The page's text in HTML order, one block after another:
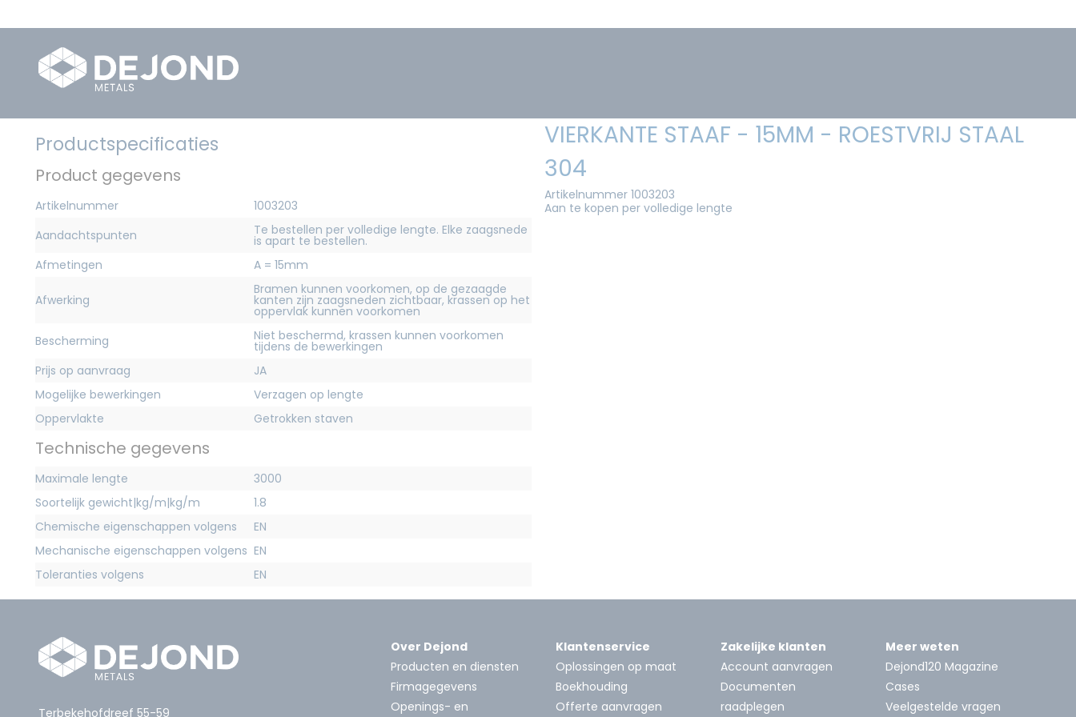
Productspecificaties
Product gegevens
Artikelnummer
1003203
Aandachtspunten
Te bestellen per volledige lengte. Elke zaagsnede
is apart te bestellen.
Afmetingen
A = 15mm
Afwerking
Bramen kunnen voorkomen, op de gezaagde
kanten zijn zaagsneden zichtbaar, krassen op het
oppervlak kunnen voorkomen
Bescherming
Niet beschermd, krassen kunnen voorkomen
tijdens de bewerkingen
Prijs op aanvraag
JA
Mogelijke bewerkingen
Verzagen op lengte
Oppervlakte
Getrokken staven
Technische gegevens
Maximale lengte
3000
Soortelijk gewicht|kg/m|kg/m
1.8
Chemische eigenschappen volgens
EN
Mechanische eigenschappen volgens EN
Toleranties volgens
EN
VIERKANTE STAAF - 15MM - ROESTVRIJ STAAL
304
Artikelnummer 1003203
Aan te kopen per volledige lengte
Terbekehofdreef 55-59
Over Dejond
Producten en diensten
Firmagegevens
Openings- en
Klantenservice
Oplossingen op maat
Boekhouding
Offerte aanvragen
Zakelijke klanten
Account aanvragen
Documenten
raadplegen
Meer weten
Dejond120 Magazine
Cases
Veelgestelde vragen